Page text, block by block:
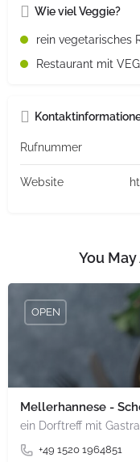
Wie viel Veggie?
Rufnummer
Website
You
Mellerhannese -
+49 1520 1964851
OPEN